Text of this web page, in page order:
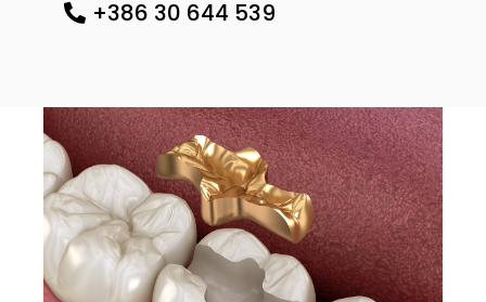
+386 30 644 539